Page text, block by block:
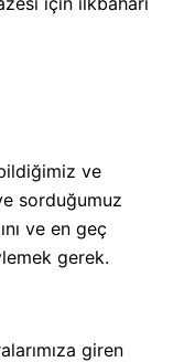
ve
sorduğumuz
ve en geç
gerek.
giren